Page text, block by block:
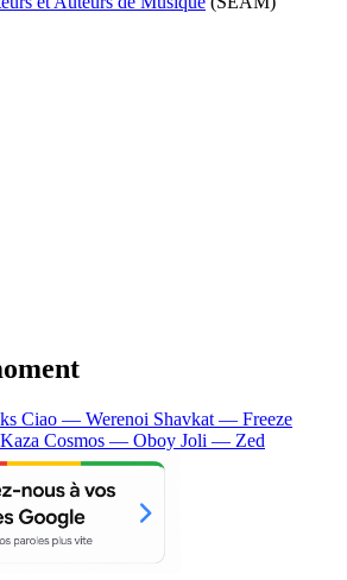
Ciao — Werenoi Shavkat — Freeze
Cosmos — Oboy Joli — Zed